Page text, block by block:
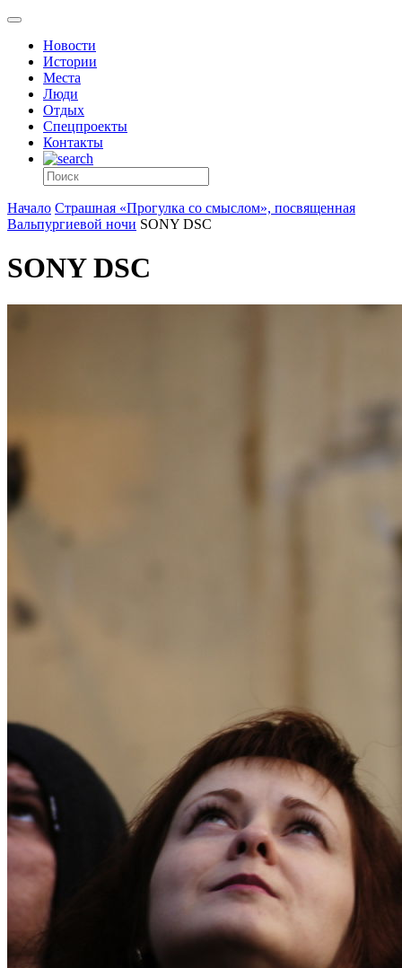
Новости
Истории
Места
Люди
Отдых
Спецпроекты
Контакты
Начало Страшная «Прогулка со смыслом», посвященная
Вальпургиевой ночи SONY DSC
SONY DSC